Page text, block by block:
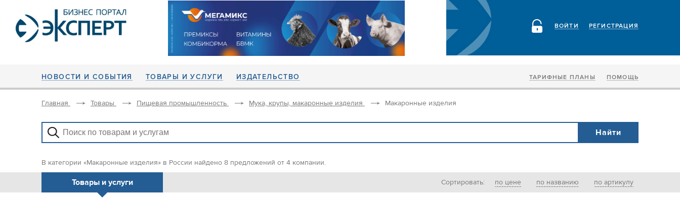
РЕГИСТРАЦИЯ
ВОЙТИ
НОВОСТИ И СОБЫТИЯ ТОВАРЫ И УСЛУГИ ИЗДАТЕЛЬСТВО ТАРИФНЫЕ ПЛАНЫ ПОМОЩЬ
Главная Товары Пищевая промышленность Мука, крупы, макаронные изделия Макаронные изделия
В категории «Макаронные изделия» в России найдено 8 предложений от 4 компании.
Товары и услуги Сортировать: по цене по названию по артикулу